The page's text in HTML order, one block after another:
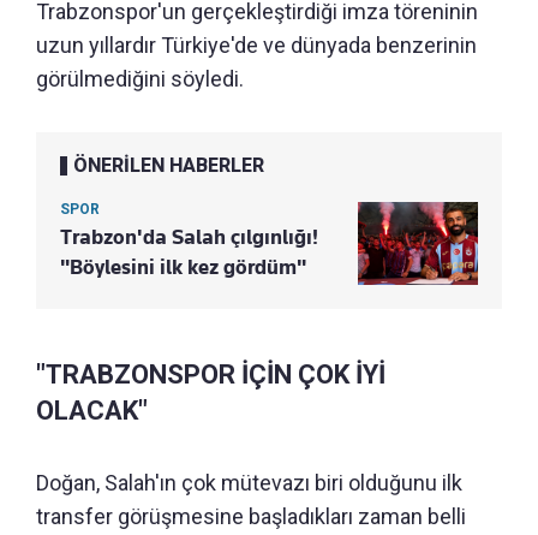
Trabzonspor'un gerçekleştirdiği imza töreninin
uzun yıllardır Türkiye'de ve dünyada benzerinin
görülmediğini söyledi.
ÖNERİLEN HABERLER
SPOR
Trabzon'da Salah çılgınlığı!
"Böylesini ilk kez gördüm"
"TRABZONSPOR İÇİN ÇOK İYİ
OLACAK"
Doğan, Salah'ın çok mütevazı biri olduğunu ilk
transfer görüşmesine başladıkları zaman belli